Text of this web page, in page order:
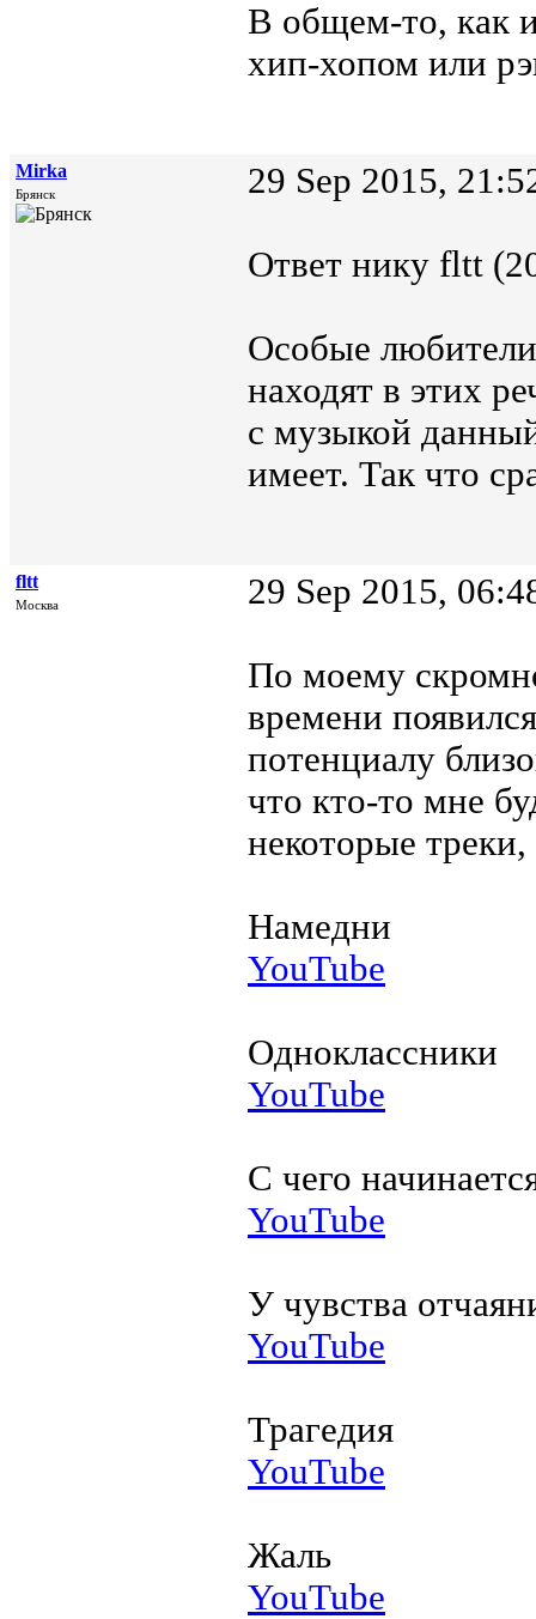
В общем-то, как
хип-хопом или
Mirka
Брянск 29 Sep 2015,
Ответ нику fltt
Особые
находят в этих
с музыкой
имеет. Так что
fltt
Москва 29 Sep 2015,
По моему
времени
потенциалу
что кто-то мне
некоторые
Намедни
YouTube
Одноклассники
YouTube
С чего
YouTube
У чувства
YouTube
Трагедия
YouTube
Жаль
YouTube